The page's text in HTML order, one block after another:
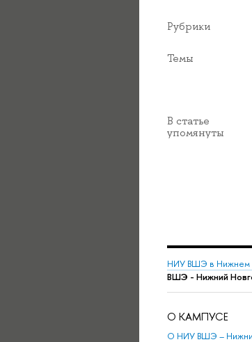
Рубрики
Темы
В статье
упомянуты
НИУ ВШЭ в Нижнем
ВШЭ - Нижний
О КАМПУСЕ
О НИУ ВШЭ –